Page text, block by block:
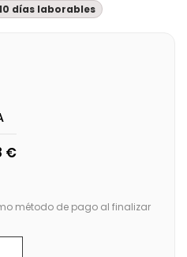
días laborables
€
método de pago al finalizar